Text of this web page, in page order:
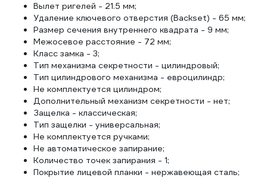
Вылет ригелей - 21.5 мм;
Удаление ключевого отверстия (Backset) - 65 мм;
Размер сечения внутреннего квадрата - 9 мм;
Межосевое расстояние - 72 мм;
Класс замка - 3;
Тип механизма секретности - цилиндровый;
Тип цилиндрового механизма - евроцилиндр;
Не комплектуется цилиндром;
Дополнительный механизм секретности - нет;
Защелка - классическая;
Тип защелки - универсальная;
Не комплектуется ручками;
Не автоматическое запирание;
Количество точек запирания - 1;
Покрытие лицевой планки - нержавеющая сталь;